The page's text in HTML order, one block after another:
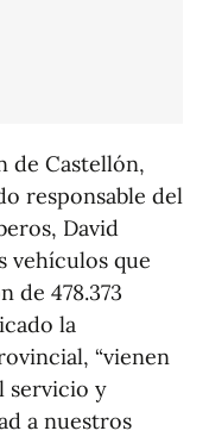
de Castellón,
responsable del
David
vehículos que
de 478.373
la
“vienen
servicio y
a nuestros